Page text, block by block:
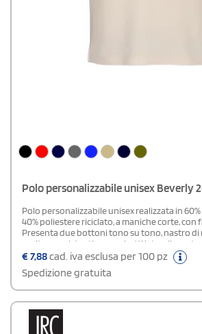
Polo personalizzabile unisex Beverly
Polo personalizzabile unisex realizzata in
40% poliestere riciclato, a maniche corte, con
Presenta due bottoni tono su tono, nastro di
cuciture resistenti e spacchetti laterali, con
g/m². Disponibile anche in versione
€7,88cad. iva esclusa per 100 pz
Spedizione gratuita